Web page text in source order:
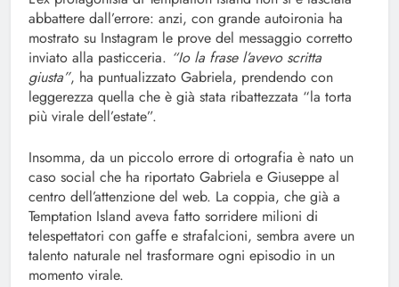
abbattere dall’errore: anzi, con grande autoironia ha
mostrato su Instagram le prove del messaggio corretto
inviato alla pasticceria. “Io la frase l’avevo scritta
giusta”, ha puntualizzato Gabriela, prendendo con
leggerezza quella che è già stata ribattezzata “la torta
più virale dell’estate”.
Insomma, da un piccolo errore di ortografia è nato un
caso social che ha riportato Gabriela e Giuseppe al
centro dell’attenzione del web. La coppia, che già a
Temptation Island aveva fatto sorridere milioni di
telespettatori con gaffe e strafalcioni, sembra avere un
talento naturale nel trasformare ogni episodio in un
momento virale.